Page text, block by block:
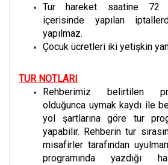
Tur hareket saatine
içerisinde yapılan
yapılmaz.
Çocuk ücretleri iki yetişkin
TUR NOTLARI
Rehberimiz belirtilen
olduğunca uymak kaydı ile
yol şartlarına göre tur
yapabilir. Rehberin tur
misafirler tarafından
programında yazdığı